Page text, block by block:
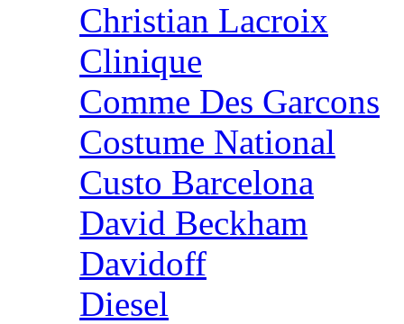
Christian Lacroix
Clinique
Comme Des Garcons
Costume National
Custo Barcelona
David Beckham
Davidoff
Diesel